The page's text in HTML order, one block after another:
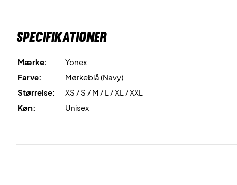
Specifikationer
Mærke:
Yonex
Farve:
Mørkeblå (Navy)
Størrelse:
XS / S / M / L / XL / XXL
Køn:
Unisex